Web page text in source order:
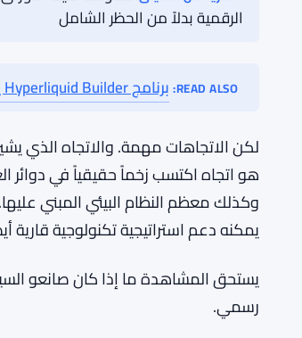
يحتاج إلى دعم هيكلي. أموال حقيقية.
لم يقدم بوتيرين تفاصيل عن كيفية
المزيد من السياق:
الرقمية بدلاً من الحظر الشامل
READ ALSO: برنامج Hyperliquid Builder يتجاوز 64 مليون دولار مع تقدم Phantom وBased في السباق